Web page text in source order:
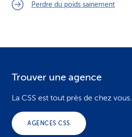
Perdre du poids sainement
Trouver une agence
La CSS est tout près de chez vous.
AGENCES CSS